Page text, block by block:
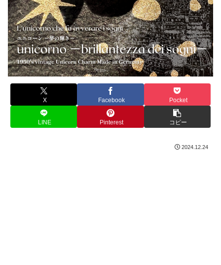
X Facebook Pocket
LINE Pinterest コピー
2024.12.24